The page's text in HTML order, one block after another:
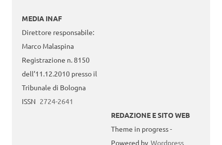
MEDIA INAF
Direttore responsabile:
Marco Malaspina
Registrazione n. 8150
dell’11.12.2010 presso il
Tribunale di Bologna
ISSN 2724-2641
REDAZIONE E SITO WEB
Theme in progress -
Powered by Wordpress